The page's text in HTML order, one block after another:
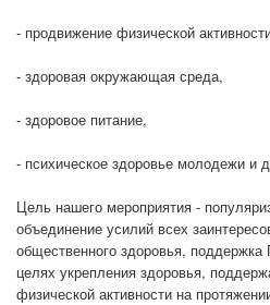
- продвижение физической
- здоровая окружающая среда,
- здоровое питание,
- психическое здоровье молодежи и
Цель нашего мероприятия -
объединение усилий всех
общественного здоровья, поддержка
целях укрепления здоровья,
физической активности на